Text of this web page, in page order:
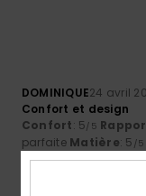
DOMINIQUE24 avril
Confort et design
Confort: 5/5
parfaite Matière: 5 /5
Je recommande